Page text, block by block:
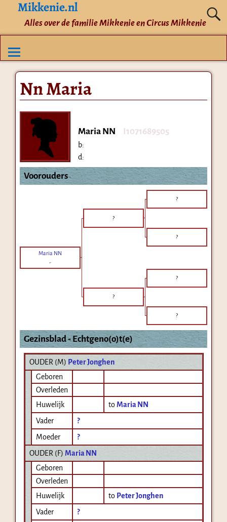
Mikkenie.nl
Alles over de familie Mikkenie en Circus Mikkenie
Nn Maria
Maria NN I1071689505
b:
d:
Voorouders
?
?
?
Maria NN
-
?
?
?
Gezinsblad - Echtgeno(o)t(e)
OUDER (M) Peter Jonghen
Geboren
Overleden
Huwelijk
toMaria NN
Vader
?
Moeder
?
OUDER (F) Maria NN
Geboren
Overleden
Huwelijk
to Peter Jonghen
Vader
?